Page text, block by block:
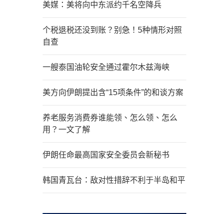
美媒：美将向中东派约千名空降兵
个税退税还没到账？别急！5种情形对照
自查
一艘泰国油轮安全通过霍尔木兹海峡
美方向伊朗提出含“15项条件”的和谈方案
养老服务消费券谁能领、怎么领、怎么
用？一文了解
伊朗任命最高国家安全委员会新秘书
韩国青瓦台：敌对性措辞不利于半岛和平